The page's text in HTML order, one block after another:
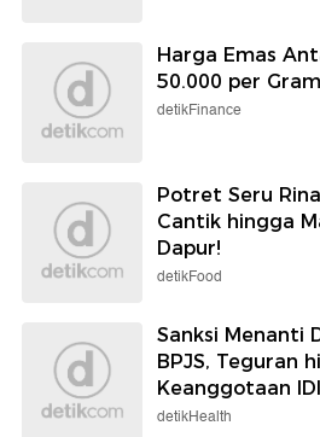
Harga Emas
50.000 per
detikFinance
Potret Seru
Cantik hingga
Dapur!
detikFood
Sanksi Menanti
BPJS, Teguran
Keanggotaan IDI
detikHealth